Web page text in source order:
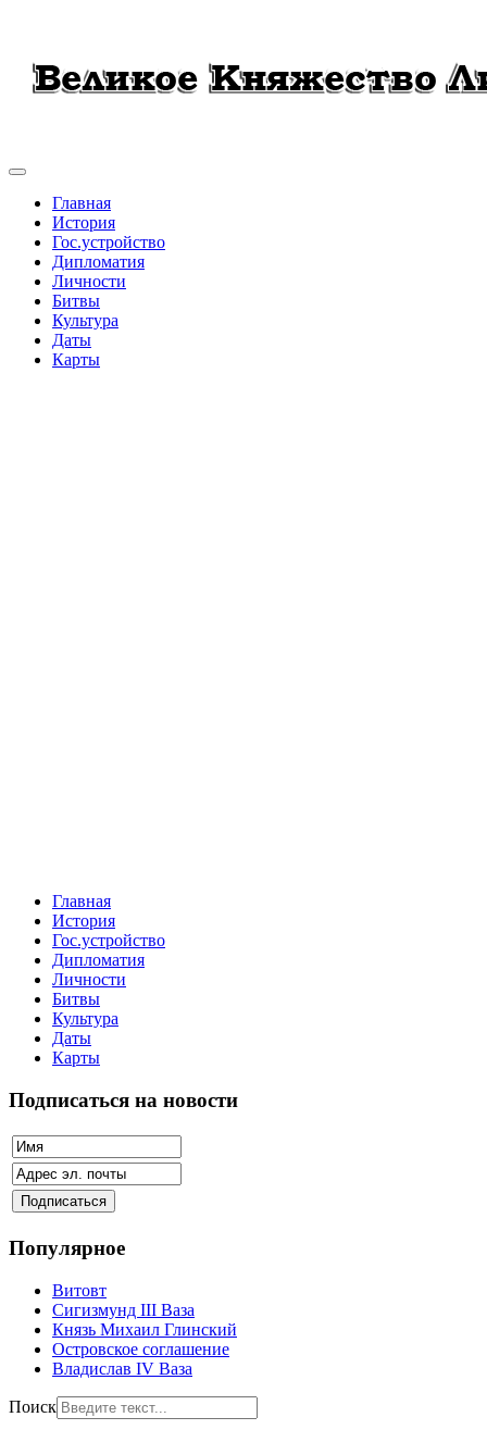
Главная
История
Гос.устройство
Дипломатия
Личности
Битвы
Культура
Даты
Карты
Главная
История
Гос.устройство
Дипломатия
Личности
Битвы
Культура
Даты
Карты
Подписаться на новости
Популярное
Витовт
Сигизмунд III Ваза
Князь Михаил Глинский
Островское соглашение
Владислав IV Ваза
Поиск